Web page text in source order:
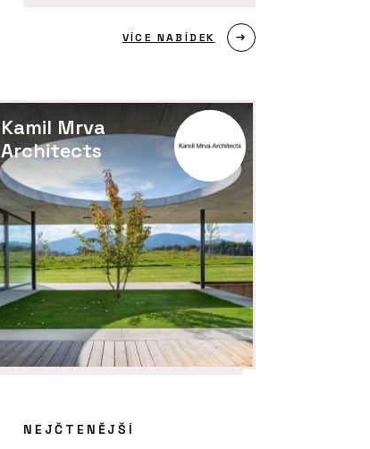
VÍCE NABÍDEK
Kamil Mrva
Architects
NEJČTENĚJŠÍ